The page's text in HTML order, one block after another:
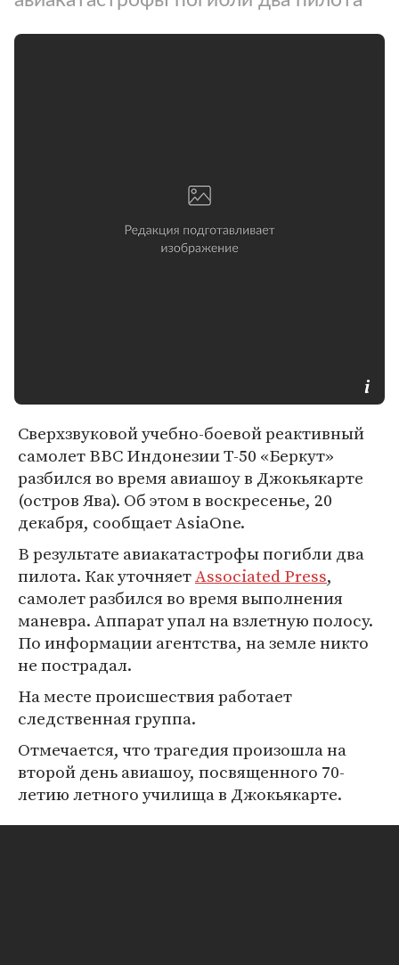
Сверхзвуковой учебно-боевой реактивный
самолет ВВС Индонезии T-50 «Беркут»
разбился во время авиашоу в Джокьякарте
(остров Ява). Об этом в воскресенье, 20
декабря, сообщает AsiaOne.
В результате авиакатастрофы погибли два
пилота. Как уточняетAssociated Press,
самолет разбился во время выполнения
маневра. Аппарат упал на взлетную полосу.
По информации агентства, на земле никто
не пострадал.
На месте происшествия работает
следственная группа.
Отмечается, что трагедия произошла на
второй день авиашоу, посвященного 70-
летию летного училища в Джокьякарте.